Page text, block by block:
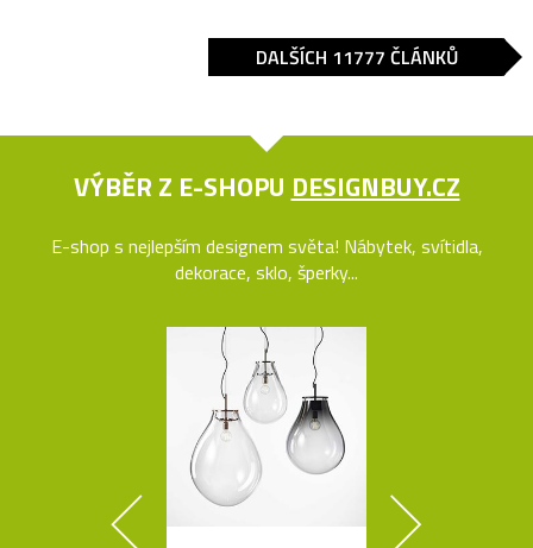
DALŠÍCH 11777 ČLÁNKŮ
VÝBĚR Z E-SHOPU DESIGNBUY.CZ
E-shop s nejlepším designem světa! Nábytek, svítidla,
dekorace, sklo, šperky...